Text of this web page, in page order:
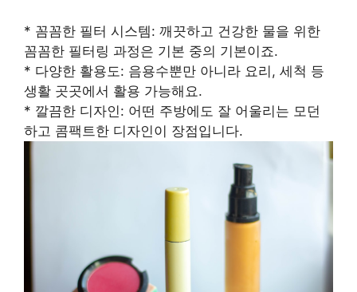
* 꼼꼼한 필터 시스템: 깨끗하고 건강한 물을 위한
꼼꼼한 필터링 과정은 기본 중의 기본이죠.
* 다양한 활용도: 음용수뿐만 아니라 요리, 세척 등
생활 곳곳에서 활용 가능해요.
* 깔끔한 디자인: 어떤 주방에도 잘 어울리는 모던
하고 콤팩트한 디자인이 장점입니다.